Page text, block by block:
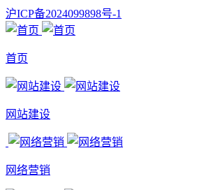
沪ICP备2024099898号-1
首页
网站建设
网络营销